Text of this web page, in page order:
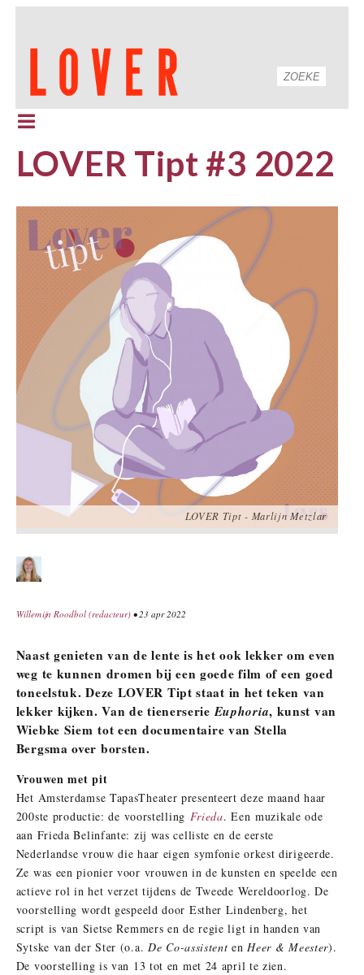
LOVER Tipt #3 2022
LOVER Tipt - Marlijn Metzlar
Willemijn Roodbol (redacteur)• 23 apr 2022
Naast genieten van de lente is het ook lekker om even
weg te kunnen dromen bij een goede film of een goed
toneelstuk. Deze LOVER Tipt staat in het teken van
lekker kijken. Van de tienerserieEuphoria, kunst van
Wiebke Siem tot een documentaire van Stella
Bergsma over borsten.
Vrouwen met pit
Het Amsterdamse TapasTheater presenteert deze maand haar
200ste productie: de voorstelling Frieda. Eenmuzikale ode
aan Frieda Belinfante: zij was celliste en de eerste
Nederlandse vrouw die haar eigen symfonie orkest dirigeerde.
Ze was een pionier voor vrouwen in de kunsten en speelde een
actieve rol in het verzet tijdens de Tweede Wereldoorlog. De
voorstelling wordt gespeeld door Esther Lindenberg, het
script is van Sietse Remmers en de regie ligt in handen van
Sytske van der Ster (o.a. De Co-assistent enHeer & Meester).
De voorstelling is van 13 tot en met 24 april te zien.